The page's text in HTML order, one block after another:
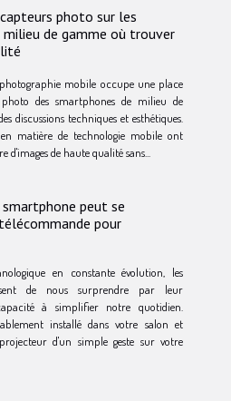
photo sur les
de gamme où trouver
mobile occupe une place
des smartphones de milieu de
discussions techniques et esthétiques.
en matière de technologie mobile ont
de haute qualité sans...
peut se
pour
en constante évolution, les
de nous surprendre par leur
à simplifier notre quotidien.
installé dans votre salon et
d'un simple geste sur votre